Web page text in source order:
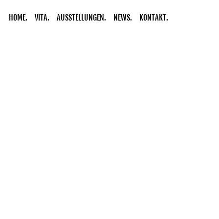
HOME. VITA. AUSSTELLUNGEN. NEWS. KONTAKT.